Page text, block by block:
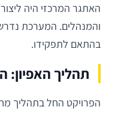
האתגר המרכזי היה
והמנהלים. המערכת
בהתאם לתפקידו.
תהליך האפיון:
הפרויקט החל בתהליך